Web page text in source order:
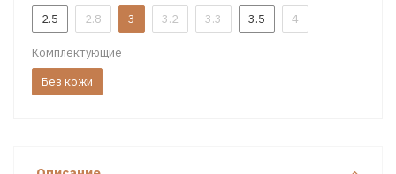
2.5 2.8 3 3.2 3.3 3.5 4
Комплектующие
Без кожи